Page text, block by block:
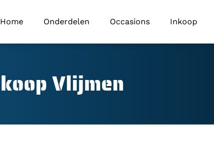
Home Onderdelen Occasions Inkoop
Vlijmen